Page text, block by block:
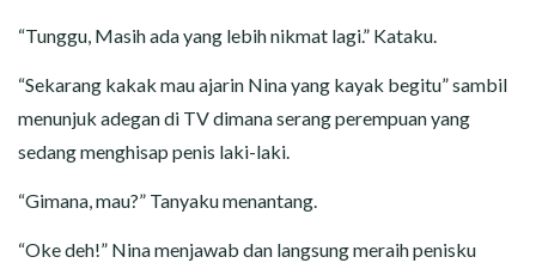
“Tunggu, Masih ada yang lebih nikmat lagi.” Kataku.
“Sekarang kakak mau ajarin Nina yang kayak begitu” sambil
menunjuk adegan di TV dimana serang perempuan yang
sedang menghisap penis laki-laki.
“Gimana, mau?” Tanyaku menantang.
“Oke deh!” Nina menjawab dan langsung meraih penisku